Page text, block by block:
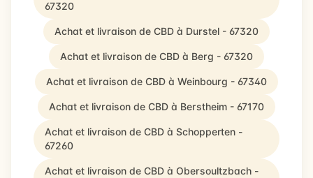
67320
Achat et livraison de CBD à Durstel - 67320
Achat et livraison de CBD à Berg - 67320
Achat et livraison de CBD à Weinbourg - 67340
Achat et livraison de CBD à Berstheim - 67170
Achat et livraison de CBD à Schopperten -
67260
Achat et livraison de CBD à Obersoultzbach -